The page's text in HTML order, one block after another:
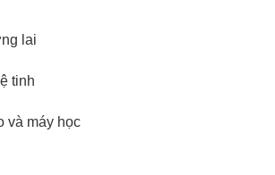
lai
tinh
và máy học